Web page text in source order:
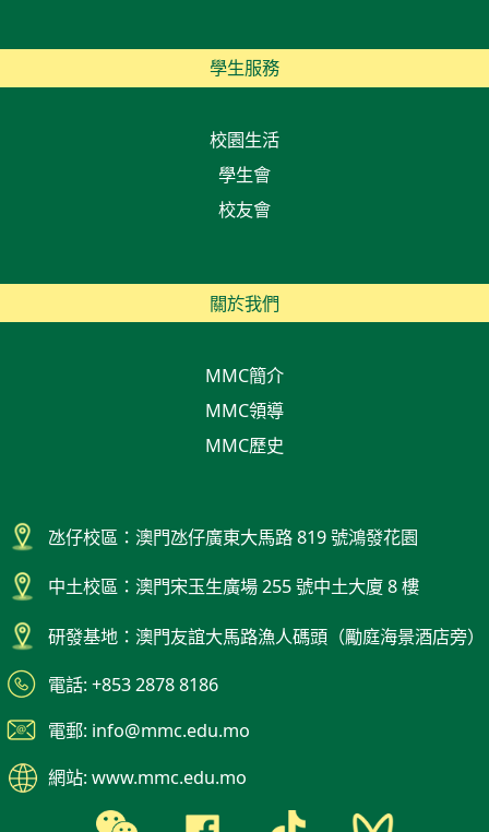
學生服務
校園生活
學生會
校友會
關於我們
MMC簡介
MMC領導
MMC歷史
氹仔校區：澳門氹仔廣東大馬路 819 號鴻發花園
中土校區：澳門宋玉生廣場 255 號中土大廈 8 樓
研發基地：澳門友誼大馬路漁人碼頭（勵庭海景酒店旁）
電話: +853 2878 8186
電郵: info@mmc.edu.mo
網站: www.mmc.edu.mo